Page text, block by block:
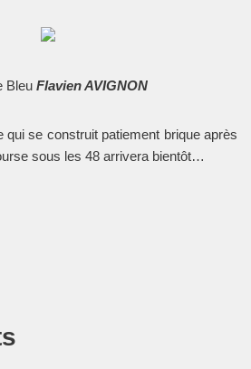
Bleu Flavien AVIGNON
qui se construit patiement brique après
sous les 48 arrivera bientôt…